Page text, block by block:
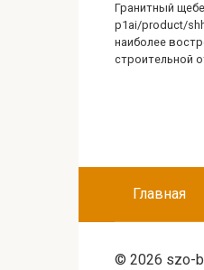
Гранитный
p1ai/product/
наиболее
строительной
Главная
© 2026 szo-